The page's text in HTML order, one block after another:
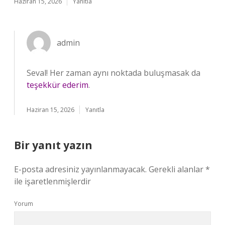
admin
Seval! Her zaman aynı noktada buluşmasak da
teşekkür ederim.
Haziran 15, 2026 Yanıtla
Bir yanıt yazın
E-posta adresiniz yayınlanmayacak. Gerekli alanlar*
ile işaretlenmişlerdir
Yorum